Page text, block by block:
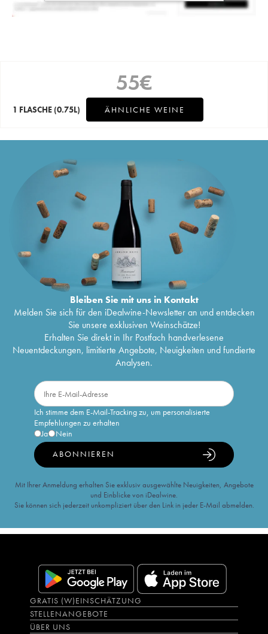
55€
1 FLASCHE (0.75L) ÄHNLICHE WEINE
Bleiben Sie mit uns in Kontakt
Melden Sie sich für den iDealwine-Newsletter an und entdecken
Sie unsere exklusiven Weinschätze!
Erhalten Sie direkt in Ihr Postfach handverlesene
Neuentdeckungen, limitierte Angebote, Neuigkeiten und fundierte
Analysen.
Ich stimme dem E-Mail-Tracking zu, um personalisierte
Empfehlungen zu erhalten
Ja
Nein
ABONNIEREN
Mit Ihrer Anmeldung erhalten Sie exklusiv ausgewählte Neuigkeiten, Angebote
und Einblicke von iDealwine.
Sie können sich jederzeit unkompliziert über den Link in jeder E-Mail abmelden.
GRATIS (W)EINSCHÄTZUNG
STELLENANGEBOTE
ÜBER UNS